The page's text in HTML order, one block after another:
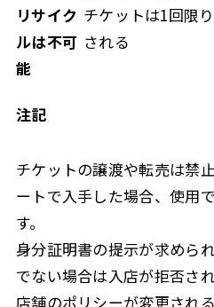
リサイク
ルは不可
能
チケットは1回限
される
注記
チケットの譲渡や転売は禁
ートで入手した場合、使用
す。
身分証明書の提示が求めら
でない場合は入店が拒否さ
店舗のポリシーが変更され